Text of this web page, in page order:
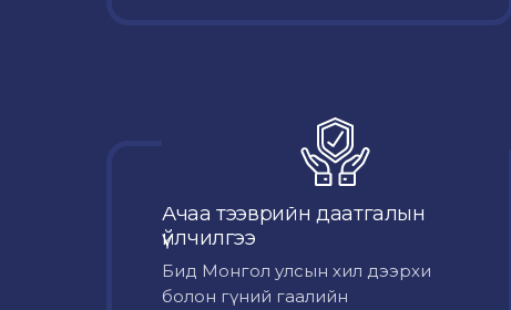
Ачаа тээврийн даатгалын
үйлчилгээ
Бид Монгол улсын хил дээрхи
болон гүний гаалийн